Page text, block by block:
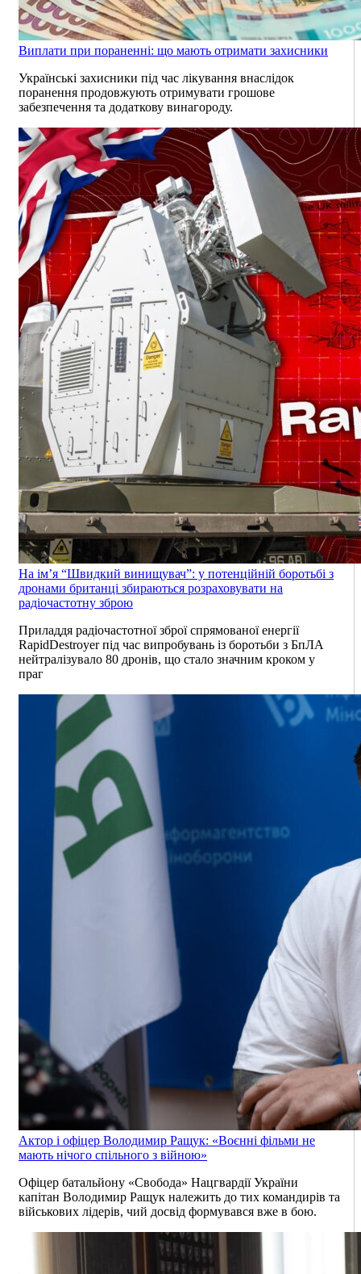
Виплати при пораненні: що мають отримати захисники
Українські захисники під час лікування внаслідок
поранення продовжують отримувати грошове
забезпечення та додаткову винагороду.
На ім’я “Швидкий винищувач”: у потенційній боротьбі з
дронами британці збираються розраховувати на
радіочастотну зброю
Приладдя радіочастотної зброї спрямованої енергії
RapidDestroyer під час випробувань із боротьби з БпЛА
нейтралізувало 80 дронів, що стало значним кроком у
праг
Актор і офіцер Володимир Ращук: «Воєнні фільми не
мають нічого спільного з війною»
Офіцер батальйону «Свобода» Нацгвардії України
капітан Володимир Ращук належить до тих командирів та
військових лідерів, чий досвід формувався вже в бою.